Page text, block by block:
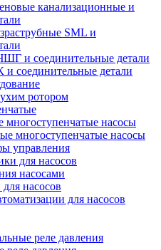
канализационные и
SML и
и соединительные детали
соединительные детали
ротором
многоступенчатые насосы
многоступенчатые насосы
управления
для насосов
насосами
насосов
для насосов
реле давления